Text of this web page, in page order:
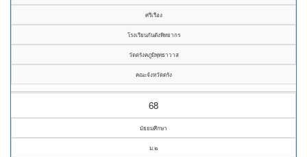
ศรีเรือง
โรงเรียนกันตังพิทยากร
วัดตรังคภูมิพุทธาวาส
คณะจังหวัดตรัง
68
มัธยมศึกษา
ม.๒